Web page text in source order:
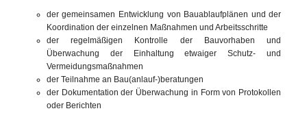
der gemeinsamen Entwicklung von Bauablaufplänen und der
Koordination der einzelnen Maßnahmen und Arbeitsschritte
der regelmäßigen Kontrolle der Bauvorhaben und
Überwachung der Einhaltung etwaiger Schutz- und
Vermeidungsmaßnahmen
der Teilnahme an Bau(anlauf-)beratungen
der Dokumentation der Überwachung in Form von Protokollen
oder Berichten